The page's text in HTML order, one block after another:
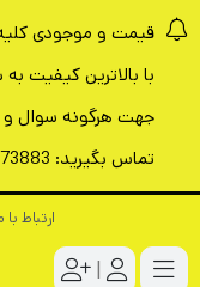
قیمت و موجودی
با بالاترین کیفیت
جهت هرگونه سوال و
تماس بگیرید: 09106673883
ارتباط با
|